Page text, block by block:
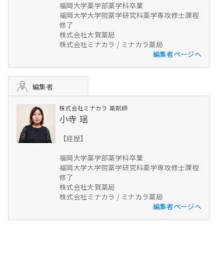
福岡大学薬学部薬学科卒業
福岡大学大学院薬学研究科薬学専攻修士課程
修了
株式会社大賀薬局
株式会社ミナカラ / ミナカラ薬局
編集者ページへ
編集者
株式会社ミナカラ 薬剤師
小寺 瑶
【経歴】
福岡大学薬学部薬学科卒業
福岡大学大学院薬学研究科薬学専攻修士課程
修了
株式会社大賀薬局
株式会社ミナカラ / ミナカラ薬局
編集者ページへ